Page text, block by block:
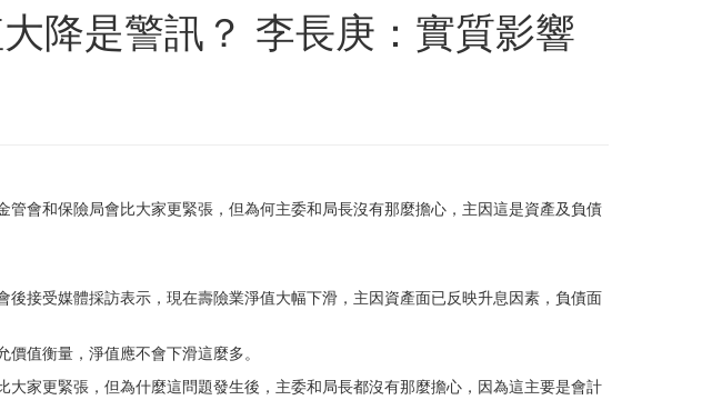
降是警訊？ 李長庚：實質影響
會和保險局會比大家更緊張，但為何主委和局長沒有那麼擔心，主因這是資產及負債
接受媒體採訪表示，現在壽險業淨值大幅下滑，主因資產面已反映升息因素，負債面
值衡量，淨值應不會下滑這麼多。
家更緊張，但為什麼這問題發生後，主委和局長都沒有那麼擔心，因為這主要是會計